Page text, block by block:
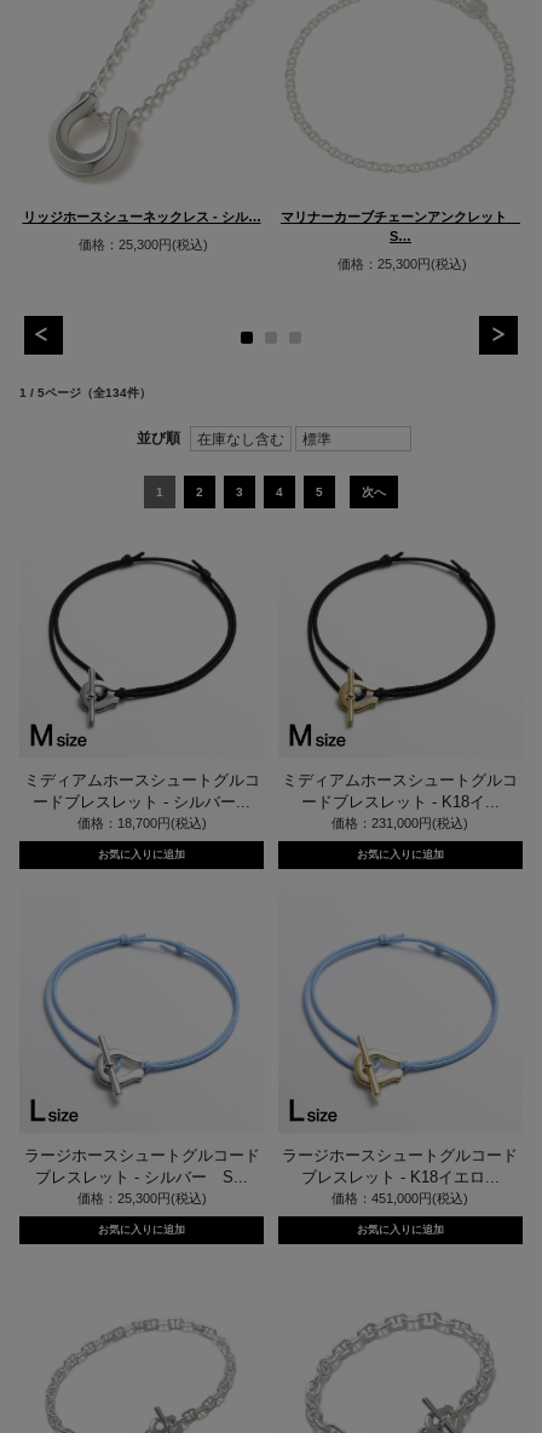
リッジホースシューネックレス - シル…
価格：25,300円(税込)
マリナーカーブチェーンアンクレット
S…
価格：25,300円(税込)
1 / 5ページ （全134件）
1 2 3 4 5 次へ
ミディアムホースシュートグルコ
ードブレスレット - シルバー...
価格：18,700円(税込)
ミディアムホースシュートグルコ
ードブレスレット - K18イ...
価格：231,000円(税込)
ラージホースシュートグルコード
ブレスレット - シルバー S...
価格：25,300円(税込)
ラージホースシュートグルコード
ブレスレット - K18イエロ...
価格：451,000円(税込)